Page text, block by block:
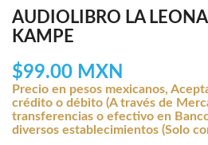
AUDIOLIBRO LA
KAMPE
$99.00 MXN
Precio en pesos mexicanos,
crédito o débito (A través de
transferencias o efectivo en
diversos establecimientos (Solo